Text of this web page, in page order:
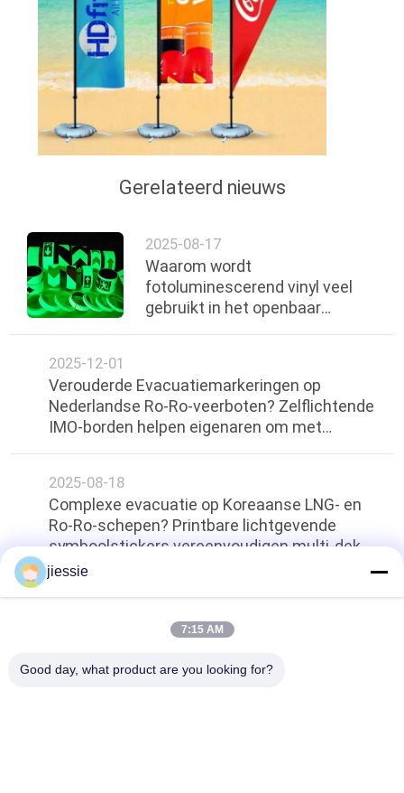
Gerelateerd nieuws
2025-08-17
Waarom wordt
fotoluminescerend vinyl veel
gebruikt in het openbaar
2025-12-01
Verouderde Evacuatiemarkeringen op
Nederlandse Ro-Ro-veerboten? Zelflichtende
IMO-borden helpen eigenaren om met
2025-08-18
Complexe evacuatie op Koreaanse LNG- en
Ro-Ro-schepen? Printbare lichtgevende
symboolstickers vereenvoudigen multi-dek
begeleiding
Terug naar boven
jiessie
7:15 AM
Good day, what product are you looking for?